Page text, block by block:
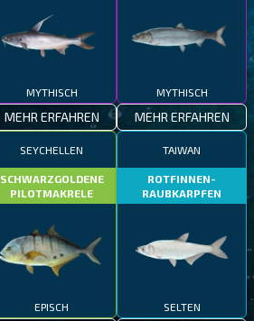
MYTHISCH
MEHR ERFAHREN
MYTHISCH
MEHR ERFAHREN
SEYCHELLEN
SCHWARZGOLDENE
PILOTMAKRELE
EPISCH
TAIWAN
ROTFINNEN-
RAUBKARPFEN
SELTEN